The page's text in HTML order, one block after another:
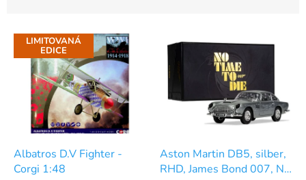
p
V
p
d
LIMITOVANÁ
EDICE
Albatros D.V Fighter -
Corgi 1:48
Aston Martin DB5, silber,
RHD, James Bond 007, No